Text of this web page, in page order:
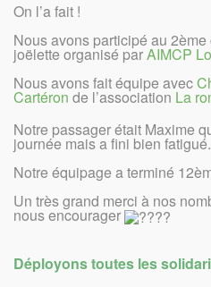
On l’a fait !
Nous avons participé au
joëlette organisé parAIMCP
Nous avons fait équipe avec
Cartéron de l’association La
Notre passager était Maxime
journée mais a fini bien fatigué.
Notre équipage a terminé
Un très grand merci à nos
nous encourager
Déployons toutes les